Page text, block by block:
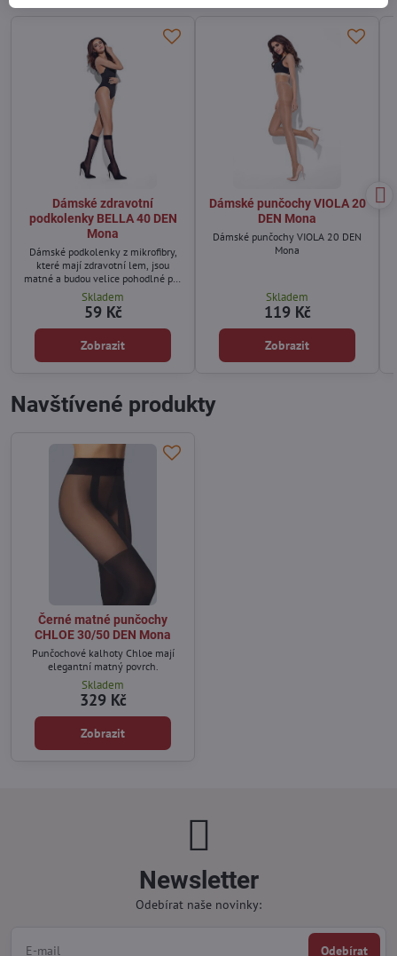
Dámské zdravotní
podkolenky BELLA 40 DEN
Mona
Dámské podkolenky z mikrofibry,
které mají zdravotní lem, jsou
matné a budou velice pohodlné pro
Vaše nohy.
Skladem
59 Kč
Zobrazit
Dámské punčochy VIOLA 20
DEN Mona
Dámské punčochy VIOLA 20 DEN
Mona
Skladem
119 Kč
Zobrazit
Navštívené produkty
Černé matné punčochy
CHLOE 30/50 DEN Mona
Punčochové kalhoty Chloe mají
elegantní matný povrch.
Skladem
329 Kč
Zobrazit
Newsletter
Odebírat naše novinky:
Odebírat